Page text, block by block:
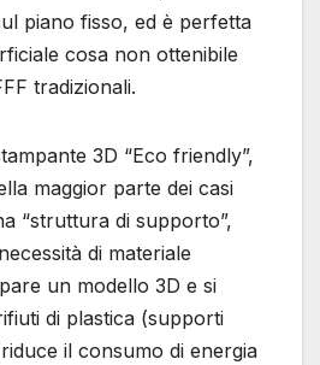
piano fisso, ed è perfetta
cosa non ottenibile
tradizionali.
3D “Eco friendly”,
maggior parte dei casi
“struttura di supporto”,
di materiale
un modello 3D e si
di plastica (supporti
il consumo di energia